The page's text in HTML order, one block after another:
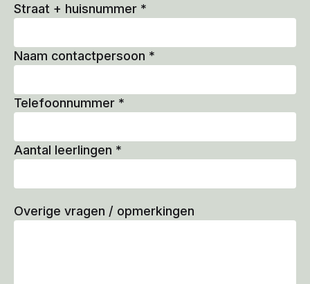
Straat + huisnummer *
Naam contactpersoon *
Telefoonnummer *
Aantal leerlingen *
Overige vragen / opmerkingen